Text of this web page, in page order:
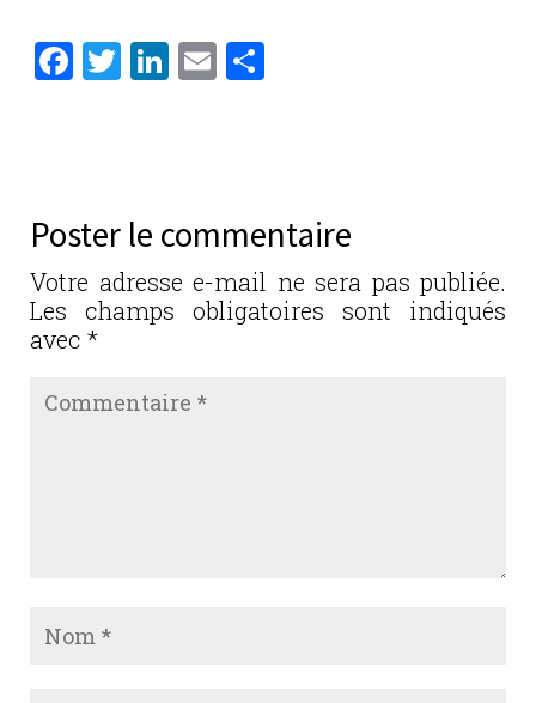
F
b
o
o
k
T
r
Li
n
E
er
Poster le commentaire
Votre adresse e-mail ne sera pas publiée.
Les champs obligatoires sont indiqués
avec *